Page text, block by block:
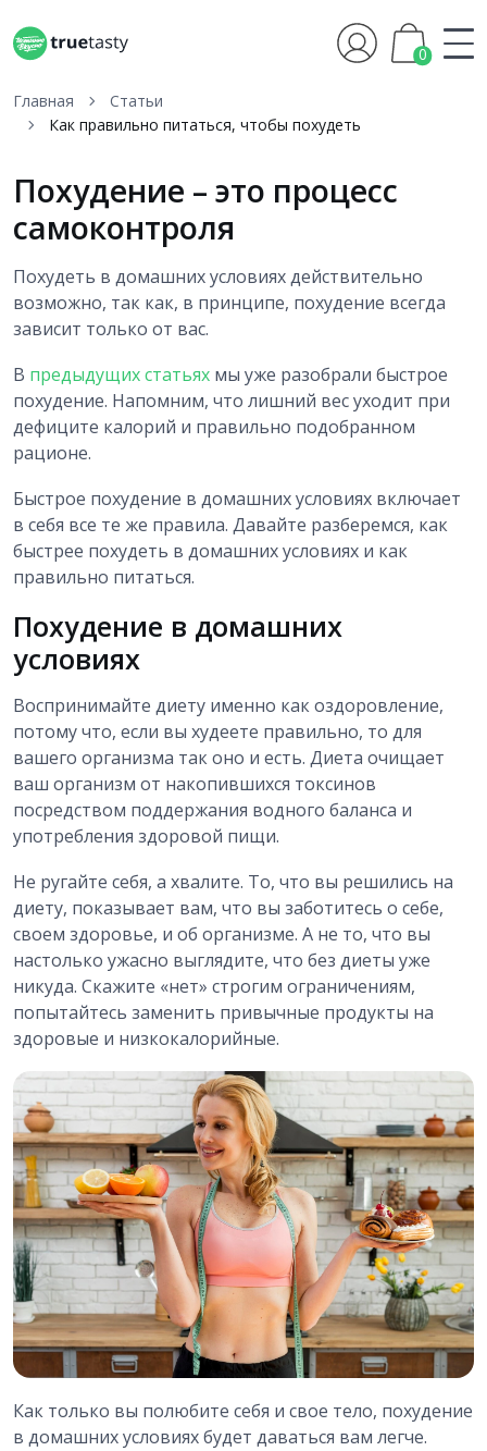
0
Главная
Статьи
Как правильно питаться, чтобы похудеть
Похудение – это процесс
самоконтроля
Похудеть в домашних условиях действительно
возможно, так как, в принципе, похудение всегда
зависит только от вас.
В предыдущих статьях мы уже разобрали быстрое
похудение. Напомним, что лишний вес уходит при
дефиците калорий и правильно подобранном
рационе.
Быстрое похудение в домашних условиях включает
в себя все те же правила. Давайте разберемся, как
быстрее похудеть в домашних условиях и как
правильно питаться.
Похудение в домашних
условиях
Воспринимайте диету именно как оздоровление,
потому что, если вы худеете правильно, то для
вашего организма так оно и есть. Диета очищает
ваш организм от накопившихся токсинов
посредством поддержания водного баланса и
употребления здоровой пищи.
Не ругайте себя, а хвалите. То, что вы решились на
диету, показывает вам, что вы заботитесь о себе,
своем здоровье, и об организме. А не то, что вы
настолько ужасно выглядите, что без диеты уже
никуда. Скажите «нет» строгим ограничениям,
попытайтесь заменить привычные продукты на
здоровые и низкокалорийные.
Как только вы полюбите себя и свое тело, похудение
в домашних условиях будет даваться вам легче.